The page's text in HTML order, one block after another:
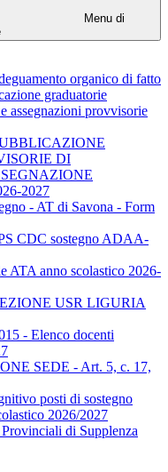
Menu di
organico di fatto
graduatorie
assegnazioni provvisorie
DI
2027
- AT di Savona - Form
CDC sostegno ADAA-
ATA anno scolastico 2026-
USR LIGURIA
- Elenco docenti
SEDE - Art. 5, c. 17,
posti di sostegno
2026/2027
di Supplenza